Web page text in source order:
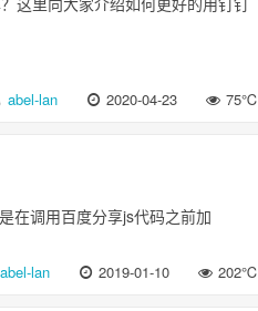
abel-lan 2020-04-23 75℃
在调用百度分享js代码之前加
abel-lan 2019-01-10 202℃